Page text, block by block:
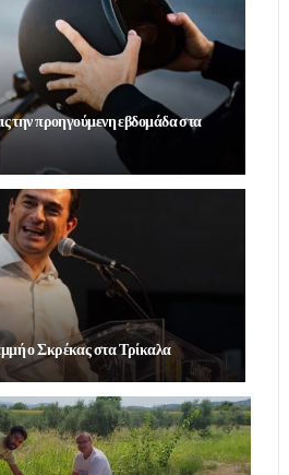
την προηγούμενη εβδομάδα στα
ο Σκρέκας στα Τρίκαλα